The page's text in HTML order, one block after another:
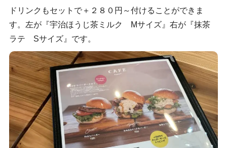
ドリンクもセットで＋２８０円～付けることができま
す。左が『宇治ほうじ茶ミルク Mサイズ』右が『抹茶
ラテ Sサイズ』です。